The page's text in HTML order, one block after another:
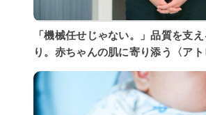
「機械任せじゃない。」品質を支
り。赤ちゃんの肌に寄り添う〈ア